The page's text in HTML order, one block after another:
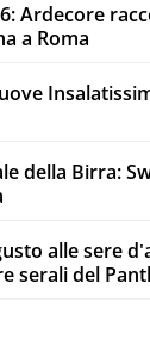
Ardecore
a Roma
della Birra:
alle sere
serali del